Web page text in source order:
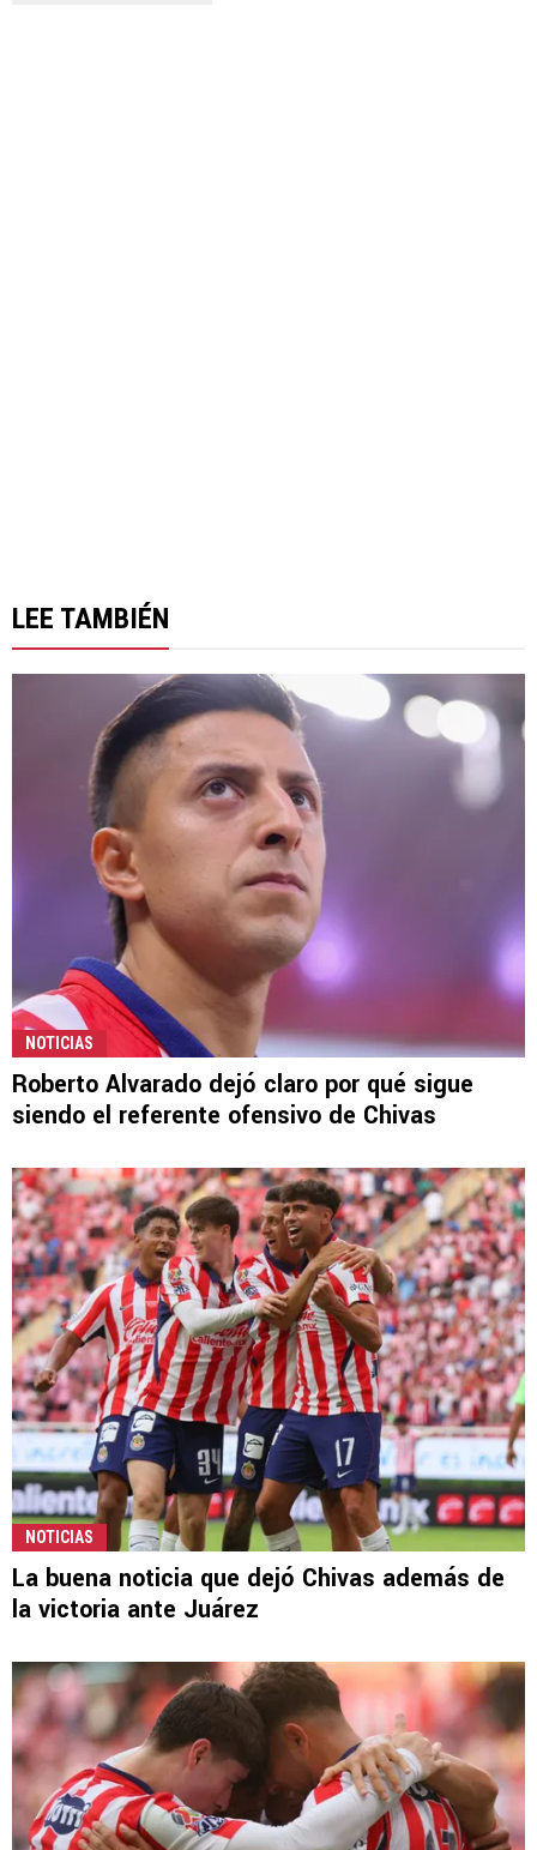
LEE TAMBIÉN
NOTICIAS
Roberto Alvarado dejó claro por qué sigue
siendo el referente ofensivo de Chivas
NOTICIAS
La buena noticia que dejó Chivas además de
la victoria ante Juárez